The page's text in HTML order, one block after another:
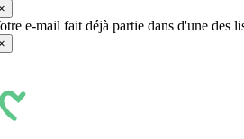
e-mail fait déjà partie dans d'une des